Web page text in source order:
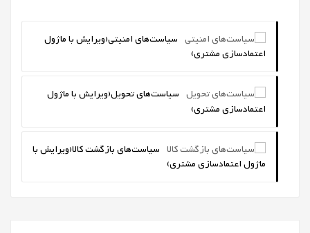
سیاست‌های امنیتی(ویرایش با ماژول
اعتمادسازی مشتری)
سیاست‌های تحویل(ویرایش با ماژول
اعتمادسازی مشتری)
سیاست‌های بازگشت کالا(ویرایش با
ماژول اعتمادسازی مشتری)